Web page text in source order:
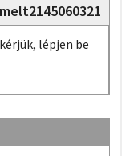
lépjen be